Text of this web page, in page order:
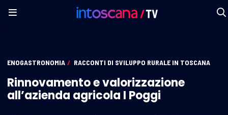
ENOGASTRONOMIA / RACCONTI DI SVILUPPO RURALE IN TOSCANA
Rinnovamento e valorizzazione
all’azienda agricola I Poggi